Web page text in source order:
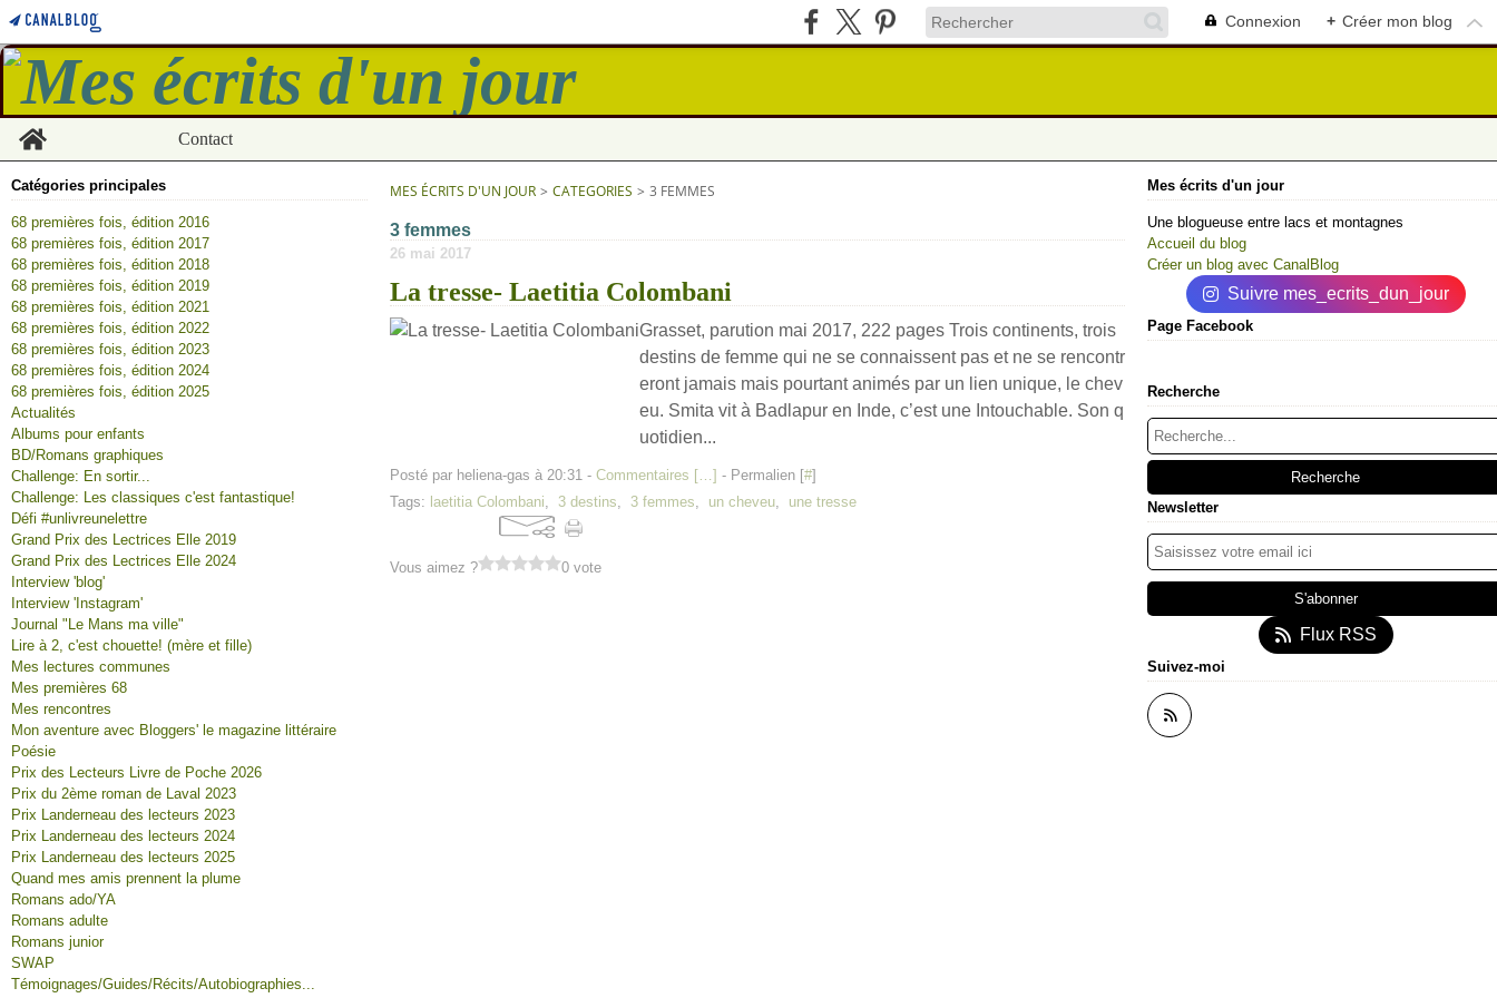
Connexion + Créer mon blog
Home
Contact
Catégories principales
68 premières fois, édition 2016
68 premières fois, édition 2017
68 premières fois, édition 2018
68 premières fois, édition 2019
68 premières fois, édition 2021
68 premières fois, édition 2022
68 premières fois, édition 2023
68 premières fois, édition 2024
68 premières fois, édition 2025
Actualités
Albums pour enfants
BD/Romans graphiques
Challenge: En sortir...
Challenge: Les classiques c'est fantastique!
Défi #unlivreunelettre
Grand Prix des Lectrices Elle 2019
Grand Prix des Lectrices Elle 2024
Interview 'blog'
Interview 'Instagram'
Journal "Le Mans ma ville"
Lire à 2, c'est chouette! (mère et fille)
Mes lectures communes
Mes premières 68
Mes rencontres
Mon aventure avec Bloggers' le magazine littéraire
Poésie
Prix des Lecteurs Livre de Poche 2026
Prix du 2ème roman de Laval 2023
Prix Landerneau des lecteurs 2023
Prix Landerneau des lecteurs 2024
Prix Landerneau des lecteurs 2025
Quand mes amis prennent la plume
Romans ado/YA
Romans adulte
Romans junior
SWAP
Témoignages/Guides/Récits/Autobiographies...
MES ÉCRITS D'UN JOUR > CATEGORIES > 3 FEMMES
3 femmes
26 mai 2017
La tresse- Laetitia Colombani
Grasset, parution mai 2017, 222 pages Trois continents, trois
destins de femme qui ne se connaissent pas et ne se rencontr
eront jamais mais pourtant animés par un lien unique, le chev
eu. Smita vit à Badlapur en Inde, c’est une Intouchable. Son q
uotidien...
Posté par heliena-gas à 20:31 - Commentaires […] - Permalien [#]
Tags: laetitia Colombani, 3 destins, 3 femmes, un cheveu, une tresse
Vous aimez ? 0 vote
Mes écrits d'un jour
Une blogueuse entre lacs et montagnes
Accueil du blog
Créer un blog avec CanalBlog
Suivre mes_ecrits_dun_jour
Page Facebook
Recherche
Newsletter
Flux RSS
Suivez-moi